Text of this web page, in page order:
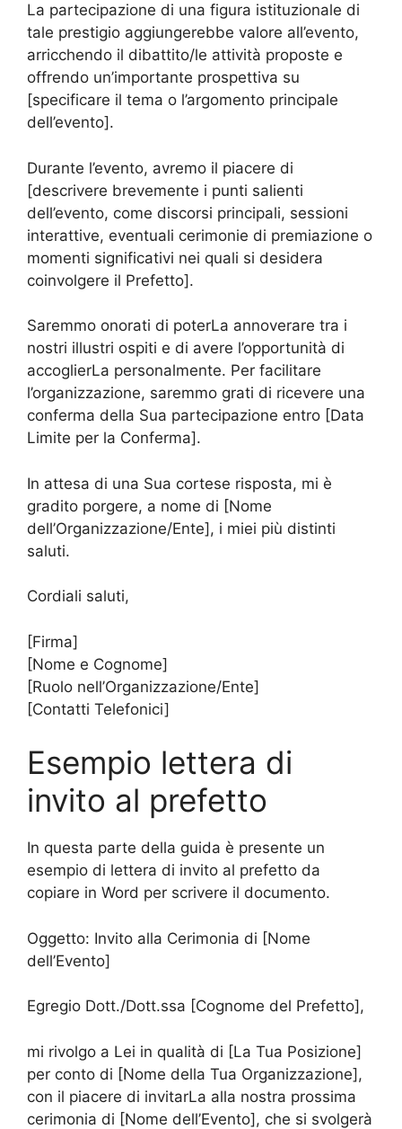
La partecipazione di una figura istituzionale di
tale prestigio aggiungerebbe valore all’evento,
arricchendo il dibattito/le attività proposte e
offrendo un’importante prospettiva su
[specificare il tema o l’argomento principale
dell’evento].
Durante l’evento, avremo il piacere di
[descrivere brevemente i punti salienti
dell’evento, come discorsi principali, sessioni
interattive, eventuali cerimonie di premiazione o
momenti significativi nei quali si desidera
coinvolgere il Prefetto].
Saremmo onorati di poterLa annoverare tra i
nostri illustri ospiti e di avere l’opportunità di
accoglierLa personalmente. Per facilitare
l’organizzazione, saremmo grati di ricevere una
conferma della Sua partecipazione entro [Data
Limite per la Conferma].
In attesa di una Sua cortese risposta, mi è
gradito porgere, a nome di [Nome
dell’Organizzazione/Ente], i miei più distinti
saluti.
Cordiali saluti,
[Firma]
[Nome e Cognome]
[Ruolo nell’Organizzazione/Ente]
[Contatti Telefonici]
Esempio lettera di
invito al prefetto
In questa parte della guida è presente un
esempio di lettera di invito al prefetto da
copiare in Word per scrivere il documento.
Oggetto: Invito alla Cerimonia di [Nome
dell’Evento]
Egregio Dott./Dott.ssa [Cognome del Prefetto],
mi rivolgo a Lei in qualità di [La Tua Posizione]
per conto di [Nome della Tua Organizzazione],
con il piacere di invitarLa alla nostra prossima
cerimonia di [Nome dell’Evento], che si svolgerà